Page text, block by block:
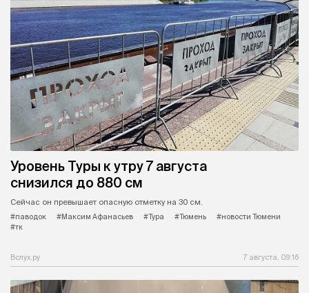
Уровень Туры к утру 7 августа
снизился до 880 см
Сейчас он превышает опасную отметку на 30 см.
#паводок
#Максим Афанасьев #Тура #Тюмень
#новости Тюмени
#тк
Вслух.ру 7 августа, 09:16